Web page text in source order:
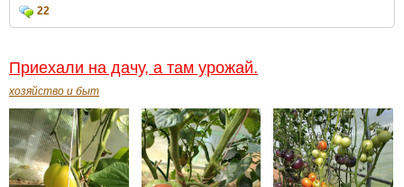
22
Приехали на дачу, а там урожай.
хозяйство и быт